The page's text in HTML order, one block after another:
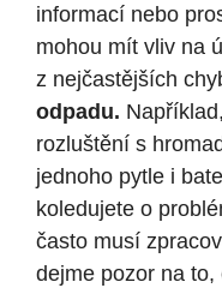
informací nebo
mohou mít vliv na
z nejčastějších
odpadu.
rozluštění s
jednoho pytle i
koledujete o
často musí
dejme pozor na